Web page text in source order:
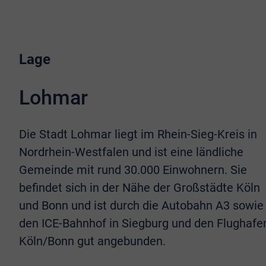
Lage
Lohmar
Die Stadt Lohmar liegt im Rhein-Sieg-Kreis in
Nordrhein-Westfalen und ist eine ländliche
Gemeinde mit rund 30.000 Einwohnern. Sie
befindet sich in der Nähe der Großstädte Köln
und Bonn und ist durch die Autobahn A3 sowie
den ICE-Bahnhof in Siegburg und den
Köln/Bonn gut angebunden.